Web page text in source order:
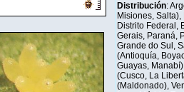
Distribución:
Misiones,
Distrito Federal,
Gerais, Paraná,
Grande do Sul,
(Antioquía,
Guayas,
(Cusco, La
(Maldonado),